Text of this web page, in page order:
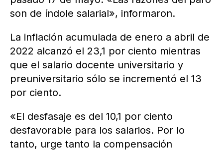
son de índole salarial», informaron.
La inflación acumulada de enero a abril de
2022 alcanzó el 23,1 por ciento mientras
que el salario docente universitario y
preuniversitario sólo se incrementó el 13
por ciento.
«El desfasaje es del 10,1 por ciento
desfavorable para los salarios. Por lo
tanto, urge tanto la compensación